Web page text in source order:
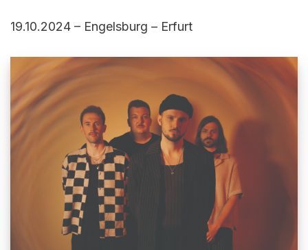
19.10.2024 – Engelsburg – Erfurt